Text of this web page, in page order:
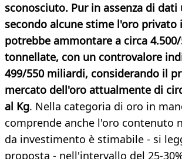
sconosciuto. Pur in assenza di dati
secondo alcune stime l'oro privato
potrebbe ammontare a circa
tonnellate, con un controvalore
499/550 miliardi, considerando il
mercato dell'oro attualmente di
al Kg. Nella categoria di oro in
comprende anche l'oro contenuto
da investimento è stimabile - si
proposta - nell'intervallo del 25-